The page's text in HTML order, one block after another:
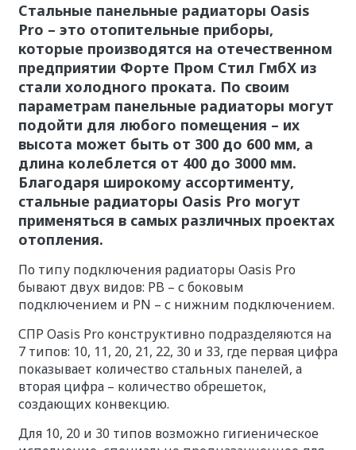
Стальные панельные радиаторы Oasis
Pro – это отопительные приборы,
которые производятся на отечественном
предприятии Форте Пром Стил ГмбХ из
стали холодного проката. По своим
параметрам панельные радиаторы могут
подойти для любого помещения – их
высота может быть от 300 до 600 мм, а
длина колеблется от 400 до 3000 мм.
Благодаря широкому ассортименту,
стальные радиаторы Oasis Pro могут
применяться в самых различных проектах
отопления.
По типу подключения радиаторы Oasis Pro
бывают двух видов: PB – с боковым
подключением и PN – с нижним подключением.
СПР Oasis Pro конструктивно подразделяются на
7 типов: 10, 11, 20, 21, 22, 30 и 33, где первая цифра
показывает количество стальных панелей, а
вторая цифра – количество обрешеток,
создающих конвекцию.
Для 10, 20 и 30 типов возможно гигиеническое